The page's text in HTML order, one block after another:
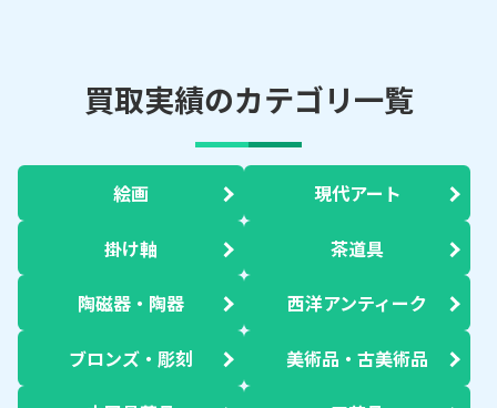
買取実績のカテゴリ一覧
絵画 現代アート
掛け軸 茶道具
陶磁器・陶器 西洋アンティーク
ブロンズ・彫刻 美術品・古美術品